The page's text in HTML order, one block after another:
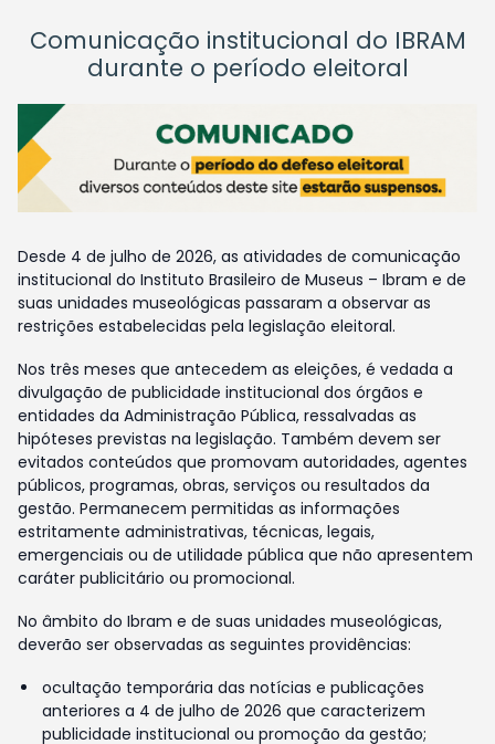
Comunicação institucional do IBRAM
durante o período eleitoral
Desde 4 de julho de 2026, as atividades de comunicação
institucional do Instituto Brasileiro de Museus – Ibram e de
suas unidades museológicas passaram a observar as
restrições estabelecidas pela legislação eleitoral.
Nos três meses que antecedem as eleições, é vedada a
divulgação de publicidade institucional dos órgãos e
entidades da Administração Pública, ressalvadas as
hipóteses previstas na legislação. Também devem ser
evitados conteúdos que promovam autoridades, agentes
públicos, programas, obras, serviços ou resultados da
gestão. Permanecem permitidas as informações
estritamente administrativas, técnicas, legais,
emergenciais ou de utilidade pública que não apresentem
caráter publicitário ou promocional.
No âmbito do Ibram e de suas unidades museológicas,
deverão ser observadas as seguintes providências:
ocultação temporária das notícias e publicações
anteriores a 4 de julho de 2026 que caracterizem
publicidade institucional ou promoção da gestão;